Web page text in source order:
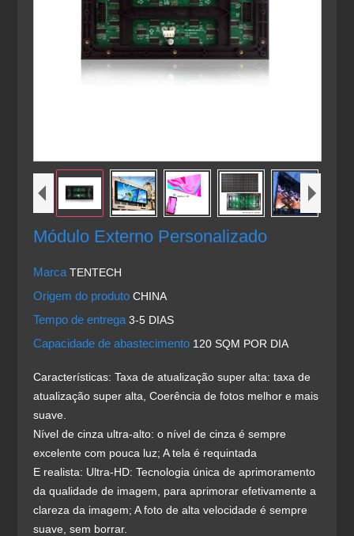
Módulo Externo Personalizado
MarcaTENTECH
Origem do produtoCHINA
Tempo de entrega3-5 DIAS
Capacidade de abastecimento 120 SQM POR DIA
Características: Taxa de atualização super alta: taxa de
atualização super alta, Coerência de fotos melhor e mais
suave.
Nível de cinza ultra-alto: o nível de cinza é sempre
excelente com pouca luz; A tela é requintada
E realista: Ultra-HD: Tecnologia única de aprimoramento
da qualidade de imagem, para aprimorar efetivamente a
clareza da imagem; A foto de alta velocidade é sempre
suave, sem borrar.